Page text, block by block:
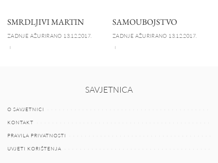
SMRDLJIVI MARTIN
ZADNJE AŽURIRANO 13.12.2017.
SAMOUBOJSTVO
ZADNJE AŽURIRANO 13.12.2017.
SAVJETNICA
O SAVJETNICI
KONTAKT
PRAVILA PRIVATNOSTI
UVJETI KORIŠTENJA